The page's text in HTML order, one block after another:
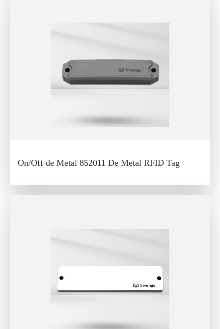
On/Off de Metal 852011 De Metal RFID Tag